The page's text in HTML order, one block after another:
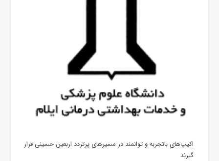
اکیپ‌های باتجربه و توانمند در مسیرهای پرتردد اربعین حسینی قرار
گیرند